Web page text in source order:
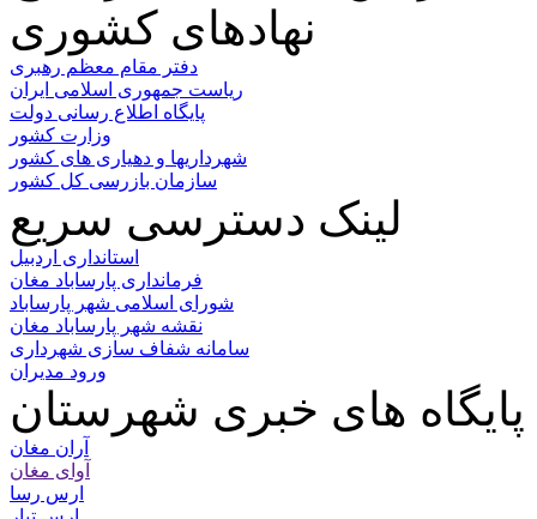
نهادهای کشوری
دفتر مقام معظم رهبری
ریاست جمهوری اسلامی ایران
پایگاه اطلاع رسانی دولت
وزارت کشور
شهرداریها و دهیاری های کشور
سازمان بازرسی کل کشور
لینک دسترسی سریع
استانداری اردبیل
فرمانداری پارساباد مغان
شورای اسلامی شهر پارساباد
نقشه شهر پارساباد مغان
سامانه شفاف سازی شهرداری
ورود مدیران
پایگاه های خبری شهرستان
آران مغان
آوای مغان
ارس رسا